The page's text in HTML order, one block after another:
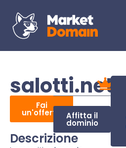
salotti.net
Fai
un'offerta Affitta il
dominio
Descrizione